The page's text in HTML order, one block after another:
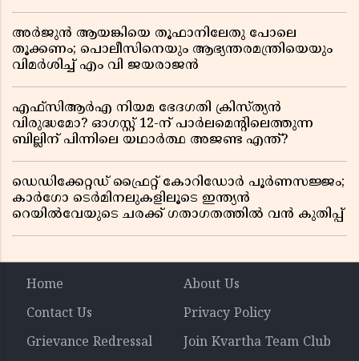
അർജുൻ ആയങ്കിയെ തൂഫാനിലേതു പോലെ
തൂക്കണം; പൊലീസിനെയും ആഭ്യന്തരമന്ത്രിയെയും
വിമർശിച്ച് എം വി ജയരാജൻ
എഫ്സിആർഎ നിയമ ഭേദഗതി ക്രിസ്ത്യൻ
വിരുദ്ധമോ? ഓഗസ്റ്റ് 12-ന് പാർലമെന്റിലെത്തുന്ന
ബില്ലിന് പിന്നിലെ യഥാർത്ഥ അജണ്ട എന്ത്?
ഡെഡിക്കേറ്റഡ് ഫ്രൈറ്റ് കോറിഡോർ പൂർണസജ്ജം;
കാർഗോ ടെർമിനലുകളിലൂടെ ഇന്ത്യൻ
റെയിൽവേയുടെ ചരക്ക് ഗതാഗതത്തിൽ വൻ കുതിപ്പ്
Home
About Us
Contact Us
Privacy Policy
Grievance Redressal
Join Kvartha Team Club